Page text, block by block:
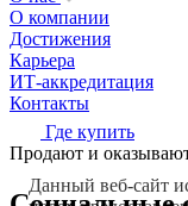
О компании
Достижения
Карьера
ИТ-аккредитация
Контакты
Где купить
Продают и
Данный веб-сайт